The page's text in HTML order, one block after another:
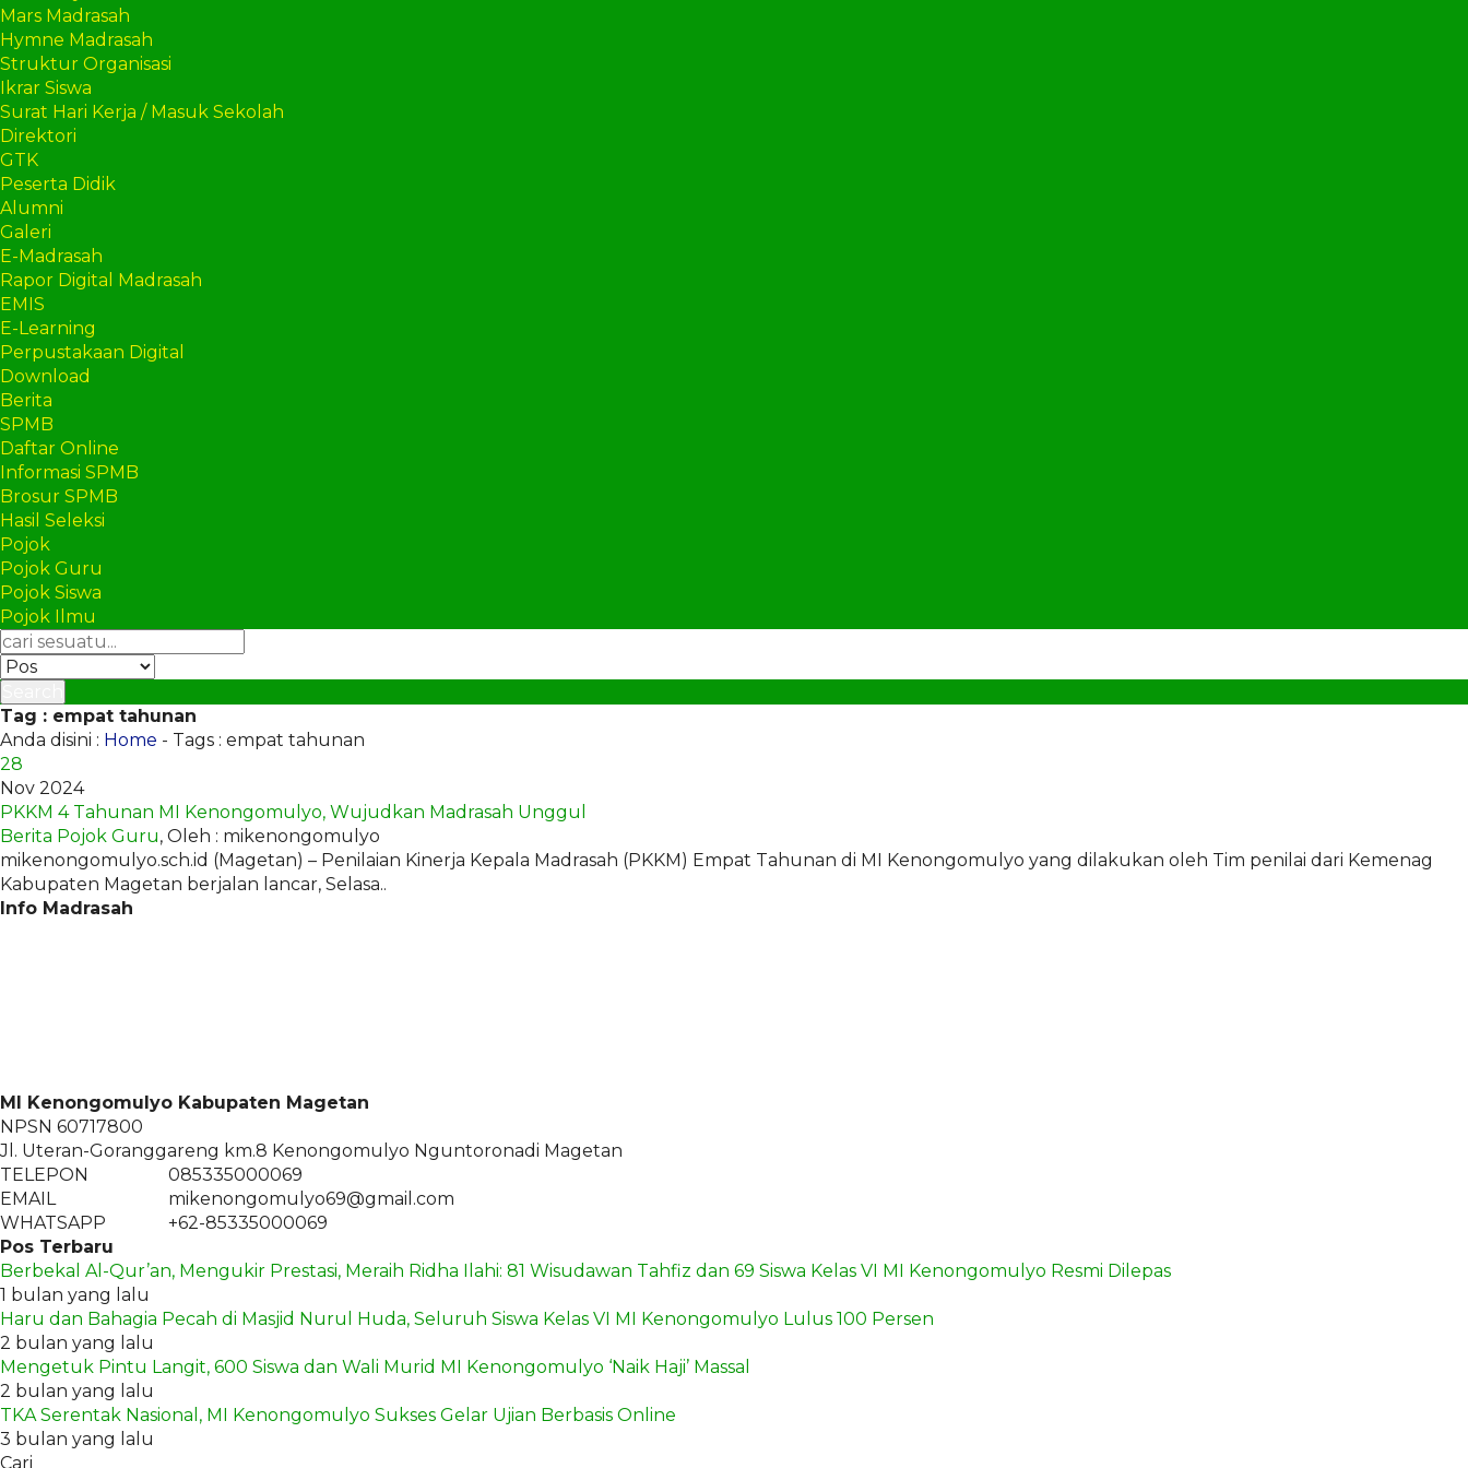
Mars Madrasah
Hymne Madrasah
Struktur Organisasi
Ikrar Siswa
Surat Hari Kerja / Masuk Sekolah
Direktori
GTK
Peserta Didik
Alumni
Galeri
E-Madrasah
Rapor Digital Madrasah
EMIS
E-Learning
Perpustakaan Digital
Download
Berita
SPMB
Daftar Online
Informasi SPMB
Brosur SPMB
Hasil Seleksi
Pojok
Pojok Guru
Pojok Siswa
Pojok Ilmu
Tag : empat tahunan
Anda disini : Home - Tags : empat tahunan
28
Nov 2024
PKKM 4 Tahunan MI Kenongomulyo, Wujudkan Madrasah Unggul
Berita Pojok Guru, Oleh : mikenongomulyo
mikenongomulyo.sch.id (Magetan) – Penilaian Kinerja Kepala Madrasah (PKKM) Empat Tahunan di MI Kenongomulyo yang dilakukan oleh Tim penilai dari Kemenag
Kabupaten Magetan berjalan lancar, Selasa..
Info Madrasah
MI Kenongomulyo Kabupaten Magetan
NPSN 60717800
Jl. Uteran-Goranggareng km.8 Kenongomulyo Nguntoronadi Magetan
TELEPON
085335000069
EMAIL
mikenongomulyo69@gmail.com
WHATSAPP
+62-85335000069
Pos Terbaru
Berbekal Al-Qur’an, Mengukir Prestasi, Meraih Ridha Ilahi: 81 Wisudawan Tahfiz dan 69 Siswa Kelas VI MI Kenongomulyo Resmi Dilepas
1 bulan yang lalu
Haru dan Bahagia Pecah di Masjid Nurul Huda, Seluruh Siswa Kelas VI MI Kenongomulyo Lulus 100 Persen
2 bulan yang lalu
Mengetuk Pintu Langit, 600 Siswa dan Wali Murid MI Kenongomulyo ‘Naik Haji’ Massal
2 bulan yang lalu
TKA Serentak Nasional, MI Kenongomulyo Sukses Gelar Ujian Berbasis Online
3 bulan yang lalu
Cari